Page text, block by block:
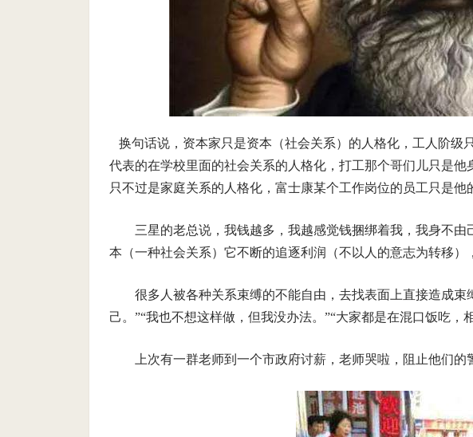
换句话说，资本家只是资本（社会关系）的人格化，工人阶级
代表的在学校里面的社会关系的人格化，打工那个哥们儿只是
只不过是家庭关系的人格化，富士康某个工作岗位的员工只是他
三星的老总说，我钱越多，我越感觉钱捆绑着我，我身不
本（一种社会关系）它不断的追逐利润（不以人的意志为转移）
很多人被各种关系束缚的不能自由，去找表面上直接造成束
己。”“我也不想这样做，但我没办法。”“大家都是在混口饭吃，
上次有一群老师到一个市政府讨薪，老师哭啦，阻止他们的